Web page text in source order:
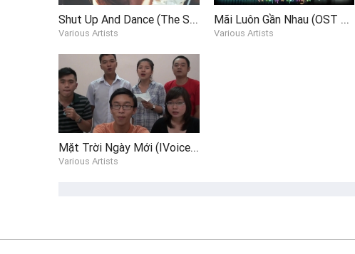
Shut Up And Dance (The Sam Willows Cover)
Various Artists
Mãi Luôn Gần Nhau (OST Kungfu Phở - Mv Fanmade)
Various Artists
Mặt Trời Ngày Mới (IVoice Acappellas Cover)
Various Artists